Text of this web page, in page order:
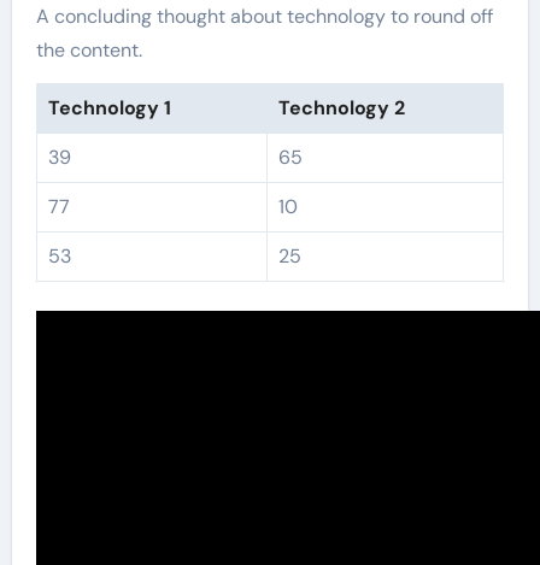
A concluding thought about technology to round off
the content.
Technology 1
Technology 2
39
65
77
10
53
25